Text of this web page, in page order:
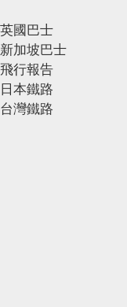
英國巴士
新加坡巴士
飛行報告
日本鐵路
台灣鐵路